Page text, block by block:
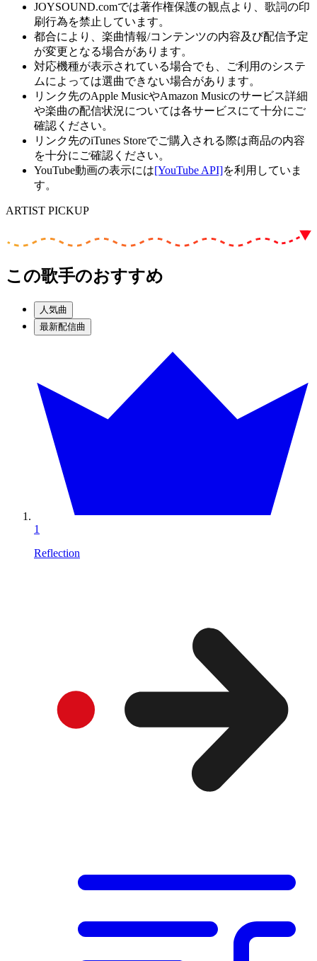
JOYSOUND.comでは著作権保護の観点より、歌詞の印
刷行為を禁止しています。
都合により、楽曲情報/コンテンツの内容及び配信予定
が変更となる場合があります。
対応機種が表示されている場合でも、ご利用のシステ
ムによっては選曲できない場合があります。
リンク先のApple MusicやAmazon Musicのサービス詳細
や楽曲の配信状況については各サービスにて十分にご
確認ください。
リンク先のiTunes Storeでご購入される際は商品の内容
を十分にご確認ください。
YouTube動画の表示には[YouTube API]を利用していま
す。
ARTIST PICKUP
この歌手のおすすめ
人気曲
最新配信曲
1
Reflection